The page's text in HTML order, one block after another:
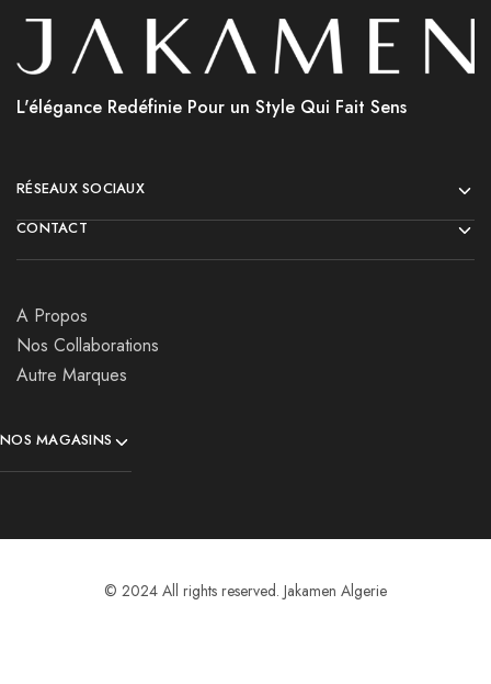
L'élégance Redéfinie Pour un Style Qui Fait Sens
RÉSEAUX SOCIAUX
CONTACT
A Propos
Nos Collaborations
Autre Marques
NOS MAGASINS
© 2024 All rights reserved. Jakamen Algerie